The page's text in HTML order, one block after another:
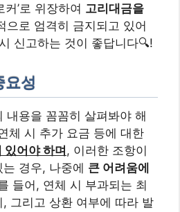
’로 위장하여 고리대금을
으로 엄격히 금지되고 있어
신고하는 것이 좋답니다🔍!
요성
내용을 꼼꼼히 살펴봐야 해
체 시 추가 요금 등에 대한
어야 하며 , 이러한 조항이
경우, 나중에 큰 어려움에
들어, 연체 시 부과되는 최
그리고 상환 여부에 따라 발